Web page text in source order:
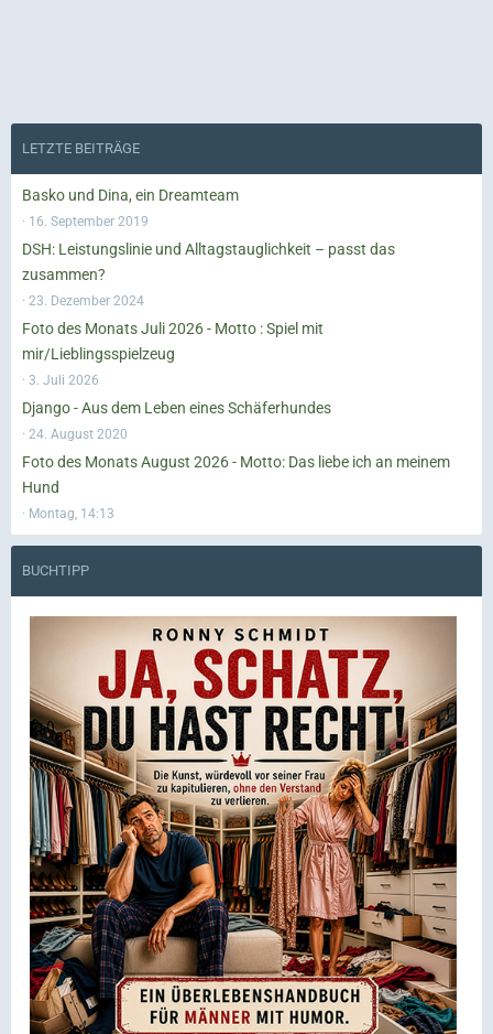
LETZTE BEITRÄGE
Basko und Dina, ein Dreamteam
16. September 2019
DSH: Leistungslinie und Alltagstauglichkeit – passt das
zusammen?
23. Dezember 2024
Foto des Monats Juli 2026 - Motto : Spiel mit
mir/Lieblingsspielzeug
3. Juli 2026
Django - Aus dem Leben eines Schäferhundes
24. August 2020
Foto des Monats August 2026 - Motto: Das liebe ich an meinem
Hund
Montag, 14:13
BUCHTIPP